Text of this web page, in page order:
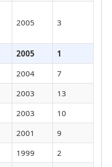
2005 3
2005
1
2004
7
2003
13
2003
10
2001
9
1999
2